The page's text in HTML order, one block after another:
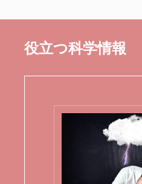
役立つ科学情報